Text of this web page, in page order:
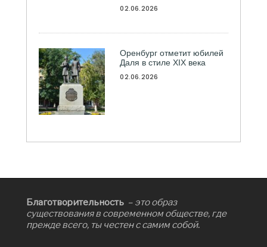
02.06.2026
Оренбург отметит юбилей
Даля в стиле XIX века
02.06.2026
Благотворительность – это образ
существования в современном обществе, где
прежде всего, ты честен с самим собой.